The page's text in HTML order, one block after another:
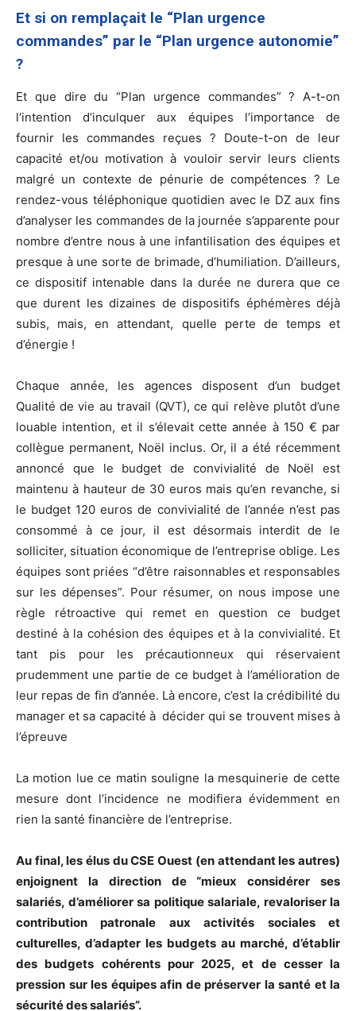
Et si on remplaçait le “Plan urgence
commandes” par le “Plan urgence autonomie”
?
Et que dire du “Plan urgence commandes” ? A-t-on
l’intention d’inculquer aux équipes l’importance de
fournir les commandes reçues ? Doute-t-on de leur
capacité et/ou motivation à vouloir servir leurs clients
malgré un contexte de pénurie de compétences ? Le
rendez-vous téléphonique quotidien avec le DZ aux fins
d’analyser les commandes de la journée s’apparente pour
nombre d’entre nous à une infantilisation des équipes et
presque à une sorte de brimade, d’humiliation. D’ailleurs,
ce dispositif intenable dans la durée ne durera que ce
que durent les dizaines de dispositifs éphémères déjà
subis, mais, en attendant, quelle perte de temps et
d’énergie !
Chaque année, les agences disposent d’un budget
Qualité de vie au travail (QVT), ce qui relève plutôt d’une
louable intention, et il s’élevait cette année à 150 € par
collègue permanent, Noël inclus. Or, il a été récemment
annoncé que le budget de convivialité de Noël est
maintenu à hauteur de 30 euros mais qu’en revanche, si
le budget 120 euros de convivialité de l’année n’est pas
consommé à ce jour, il est désormais interdit de le
solliciter, situation économique de l’entreprise oblige. Les
équipes sont priées “d’être raisonnables et responsables
sur les dépenses”. Pour résumer, on nous impose une
règle rétroactive qui remet en question ce budget
destiné à la cohésion des équipes et à la convivialité. Et
tant pis pour les précautionneux qui réservaient
prudemment une partie de ce budget à l’amélioration de
leur repas de fin d’année. Là encore, c’est la crédibilité du
manager et sa capacité à décider qui se trouvent mises à
l’épreuve
La motion lue ce matin souligne la mesquinerie de cette
mesure dont l’incidence ne modifiera évidemment en
rien la santé financière de l’entreprise.
Au final, les élus du CSE Ouest (en attendant les autres)
enjoignent la direction de “mieux considérer ses
salariés, d’améliorer sa politique salariale, revaloriser la
contribution patronale aux activités sociales et
culturelles, d’adapter les budgets au marché, d’établir
des budgets cohérents pour 2025, et de cesser la
pression sur les équipes afin de préserver la santé et la
sécurité des salariés”.